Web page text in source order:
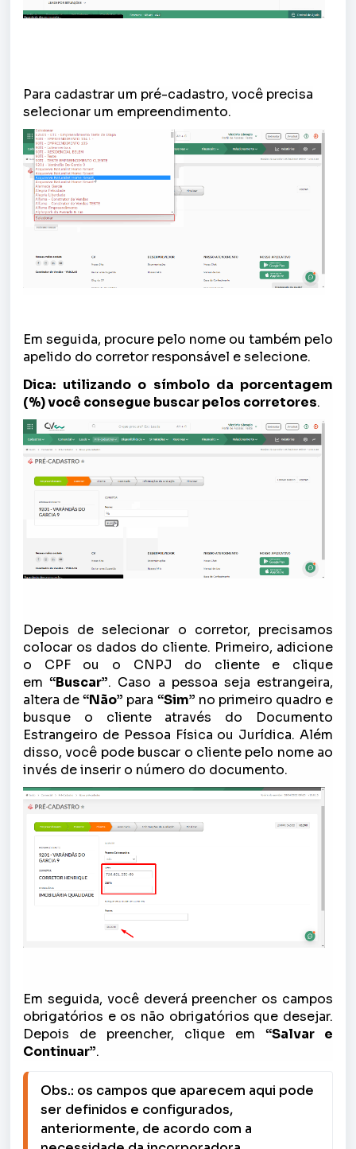
Para cadastrar um pré-cadastro, você precisa
selecionar um empreendimento.
Em seguida, procure pelo nome ou também pelo
apelido do corretor responsável e selecione.
Dica: utilizando o símbolo da porcentagem
(%) você consegue buscar pelos corretores.
Depois de selecionar o corretor, precisamos
colocar os dados do cliente. Primeiro, adicione
o CPF ou o CNPJ do cliente e clique
em“Buscar”. Caso a pessoa seja estrangeira,
altera de“Não” para “Sim” no primeiro quadro e
busque o cliente através do Documento
Estrangeiro de Pessoa Física ou Jurídica. Além
disso, você pode buscar o cliente pelo nome ao
invés de inserir o número do documento.
Em seguida, você deverá preencher os campos
obrigatórios e os não obrigatórios que desejar.
Depois de preencher, clique em “Salvar e
Continuar”.
Obs.: os campos que aparecem aqui pode
ser definidos e configurados,
anteriormente, de acordo com a